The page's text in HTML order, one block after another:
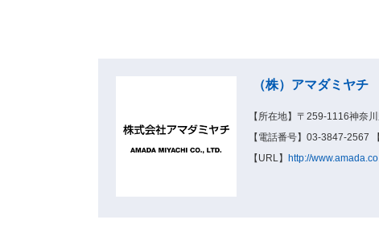
（株）アマダミヤチ
【所在地】〒259-1116神奈
【電話番号】03-3847-2567
【URL】
http://